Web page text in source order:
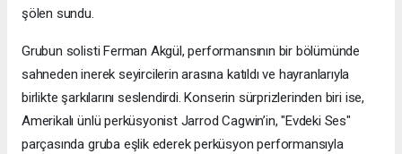
şölen sundu.
Grubun solisti Ferman Akgül, performansının bir bölümünde
sahneden inerek seyircilerin arasına katıldı ve hayranlarıyla
birlikte şarkılarını seslendirdi. Konserin sürprizlerinden biri ise,
Amerikalı ünlü perküsyonist Jarrod Cagwin’in, "Evdeki Ses"
parçasında gruba eşlik ederek perküsyon performansıyla